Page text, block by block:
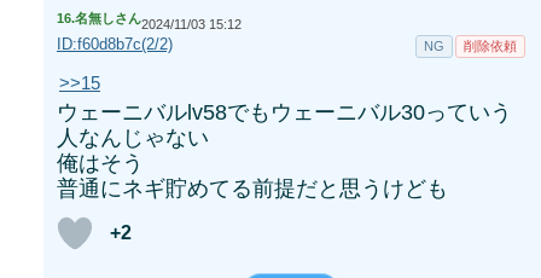
16.名無しさん2024/11/03 15:12
ID:f60d8b7c(2/2) NG 削除依頼
>>15
ウェーニバルlv58でもウェーニバル30っていう
人なんじゃない
俺はそう
普通にネギ貯めてる前提だと思うけども
+2